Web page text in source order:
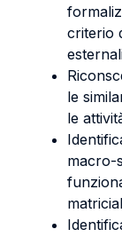
criterio
le
le
macro-